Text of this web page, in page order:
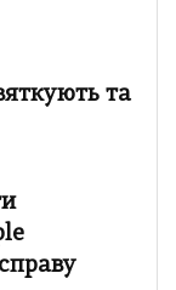
та